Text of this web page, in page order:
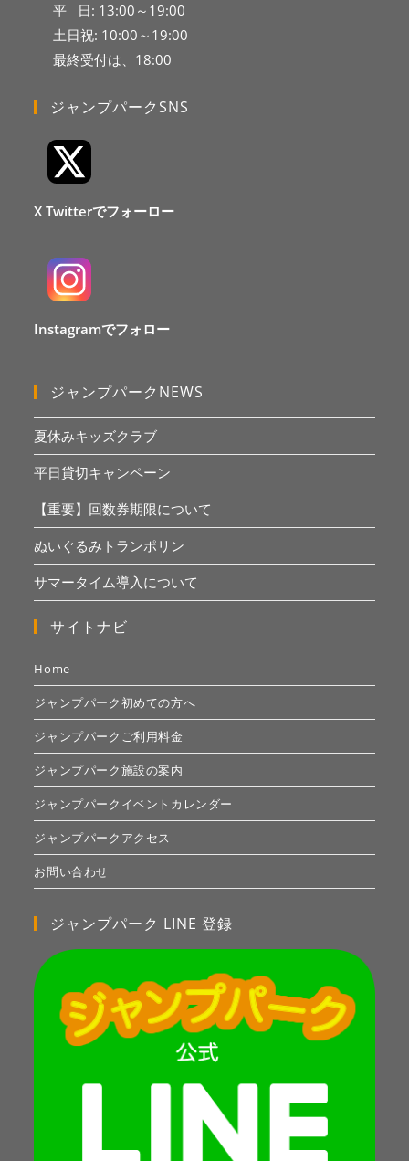
平 日: 13:00～19:00
土日祝: 10:00～19:00
最終受付は、18:00
ジャンプパークSNS
X Twitterでフォーロー
Instagramでフォロー
ジャンプパークNEWS
夏休みキッズクラブ
平日貸切キャンペーン
【重要】回数券期限について
ぬいぐるみトランポリン
サマータイム導入について
サイトナビ
Home
ジャンプパーク初めての方へ
ジャンプパークご利用料金
ジャンプパーク施設の案内
ジャンプパークイベントカレンダー
ジャンプパークアクセス
お問い合わせ
ジャンプパーク LINE 登録